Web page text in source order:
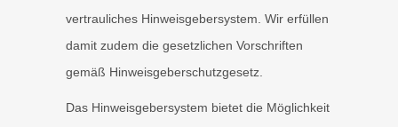
vertrauliches Hinweisgebersystem. Wir erfüllen
damit zudem die gesetzlichen Vorschriften
gemäß Hinweisgeberschutzgesetz.
Das Hinweisgebersystem bietet die Möglichkeit